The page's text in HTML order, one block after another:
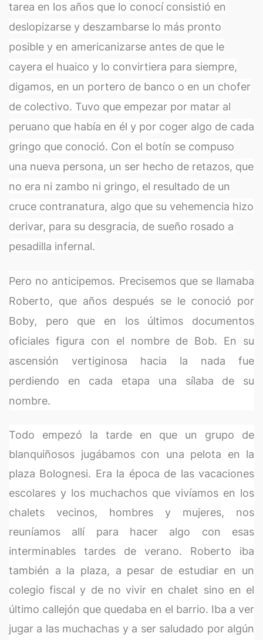
tarea en los años que lo conocí consistió en
deslopizarse y deszambarse lo más pronto
posible y en americanizarse antes de que le
cayera el huaico y lo convirtiera para siempre,
digamos, en un portero de banco o en un chofer
de colectivo. Tuvo que empezar por matar al
peruano que había en él y por coger algo de cada
gringo que conoció. Con el botín se compuso
una nueva persona, un ser hecho de retazos, que
no era ni zambo ni gringo, el resultado de un
cruce contranatura, algo que su vehemencia hizo
derivar, para su desgracia, de sueño rosado a
pesadilla infernal.
Pero no anticipemos. Precisemos que se llamaba
Roberto, que años después se le conoció por
Boby, pero que en los últimos documentos
oficiales figura con el nombre de Bob. En su
ascensión vertiginosa hacia la nada fue
perdiendo en cada etapa una sílaba de su
nombre.
Todo empezó la tarde en que un grupo de
blanquiñosos jugábamos con una pelota en la
plaza Bolognesi. Era la época de las vacaciones
escolares y los muchachos que vivíamos en los
chalets vecinos, hombres y mujeres, nos
reuníamos allí para hacer algo con esas
interminables tardes de verano. Roberto iba
también a la plaza, a pesar de estudiar en un
colegio fiscal y de no vivir en chalet sino en el
último callejón que quedaba en el barrio. Iba a ver
jugar a las muchachas y a ser saludado por algún